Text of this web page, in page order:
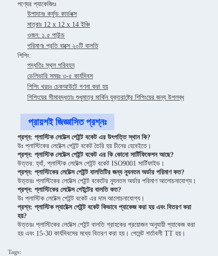
পণ্যের প্যাকেজিংঃ
উপাদানঃ কর্ফুড কার্ডবক্স
মাত্রাঃ 12 x 12 x 14 ইঞ্চি
ওজন: ১.৫ পাউন্ড
পরিমাণঃ প্রতি বাক্সে ২০টি বালতি
শিপিং:
পদ্ধতিঃ স্থল পরিবহন
ডেলিভারি সময়ঃ ৩-৫ কার্যদিবস
শিপিং খরচঃ চেকআউটে গণনা করা হয়
শিপিংয়ের সীমাবদ্ধতাঃ শুধুমাত্র মার্কিন যুক্তরাষ্ট্রে শিপিংয়ের জন্য উপলব্ধ
প্রায়শই জিজ্ঞাসিত প্রশ্নঃ
প্রশ্ন: প্লাস্টিক লেটেক্স পেইন্ট বকেট এর উৎপত্তি স্থান কি?
উঃ প্লাস্টিকের লেটেক্স পেইন্ট বকেট তৈরি হয় চীনের হেবেইতে।
প্রশ্ন: প্লাস্টিক লেটেক্স পেইন্ট বকেট এর কি কোনো সার্টিফিকেশন আছে?
উত্তর: হ্যাঁ, প্লাস্টিক লেটেক্স পেইন্ট বকেট ISO9001 সার্টিফাইড।
প্রশ্ন: প্লাস্টিকের লেটেক্স পেইন্ট বালতিটির জন্য ন্যূনতম অর্ডার পরিমাণ কত?
উত্তরঃ প্লাস্টিকের লেটেক্স পেইন্ট বকেটের ন্যূনতম অর্ডার পরিমাণ আলোচনাযোগ্য।
প্রশ্ন: প্লাস্টিকের লেটেক্স পেইন্টের বালতি কত?
উঃ প্লাস্টিক লেটেক্স পেইন্ট বকেট এর দাম আলোচনাযোগ্য।
প্রশ্ন: প্লাস্টিক ল্যাটেক্স পেইন্ট বকেট কিভাবে প্যাকেজ করা হয় এবং বিতরণ করা
হয়?
উত্তরঃ প্লাস্টিকের লেটেক্স পেইন্ট বালতি গ্রাহকের প্রয়োজন অনুযায়ী প্যাকেজ করা
হয় এবং 15-30 কার্যদিবসের মধ্যে বিতরণ করা হয়। পেমেন্ট শর্তাবলী TT হয়।
Tags: